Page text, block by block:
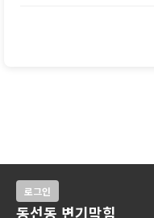
로그인
동선동 변기막힘